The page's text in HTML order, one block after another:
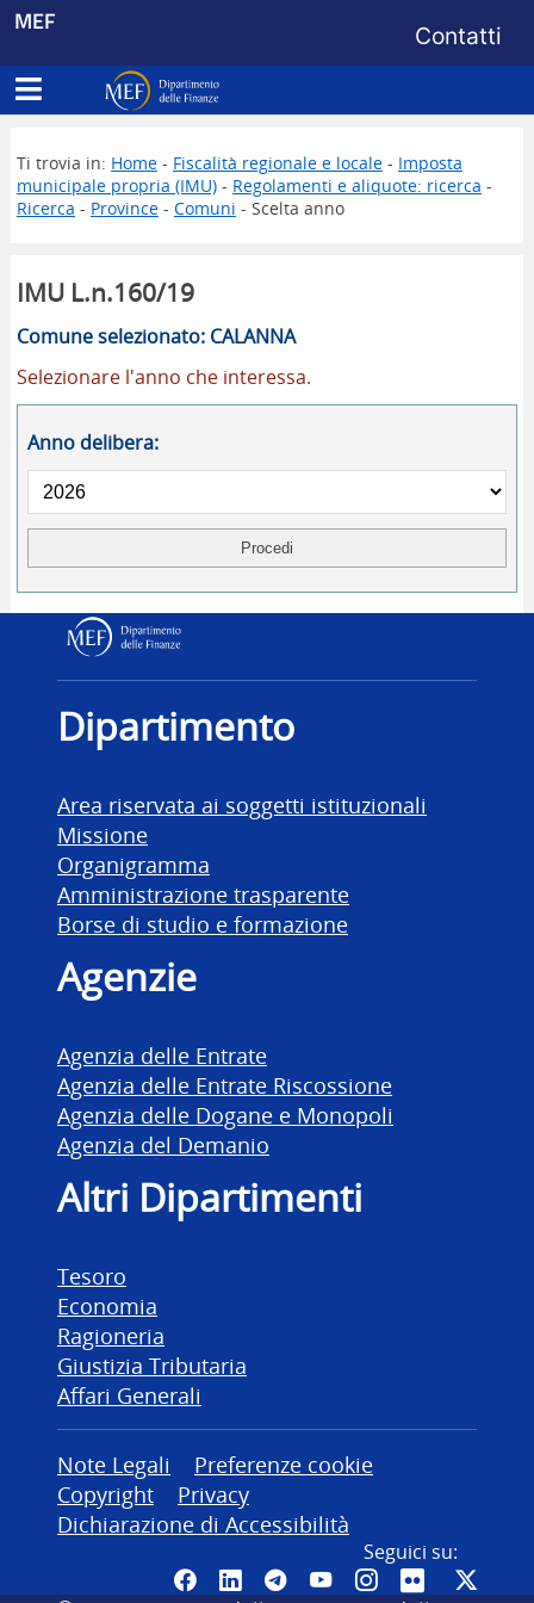
MEF Menu di
Contatti
Apri menu principale
Dipartimento delle Finanze
Ti trovia in: Home- Fiscalità regionale e locale- Imposta
municipale propria (IMU)- Regolamenti e aliquote: ricerca -
Ricerca - Province- Comuni - Scelta anno
IMU L.n.160/19
Comune selezionato: CALANNA
Selezionare l'anno che interessa.
Anno delibera:
Dipartimento delle
Dipartimento
Area riservata ai soggetti istituzionali
Missione
Organigramma
Amministrazione trasparente
Borse di studio e formazione
Agenzie
Agenzia delle Entrate
Agenzia delle Entrate Riscossione
Agenzia delle Dogane e Monopoli
Agenzia del Demanio
Altri Dipartimenti
Tesoro
Economia
Ragioneria
Giustizia Tributaria
Affari Generali
Altre informazioni
Note Legali
Preferenze cookie
Copyright
Privacy
Dichiarazione di Accessibilità
Seguici su:
Pagina Facebook del MEF -
Canale LinkedIn del MEF
Canale Telegram del
Canale YouTube del
CanaleCanale